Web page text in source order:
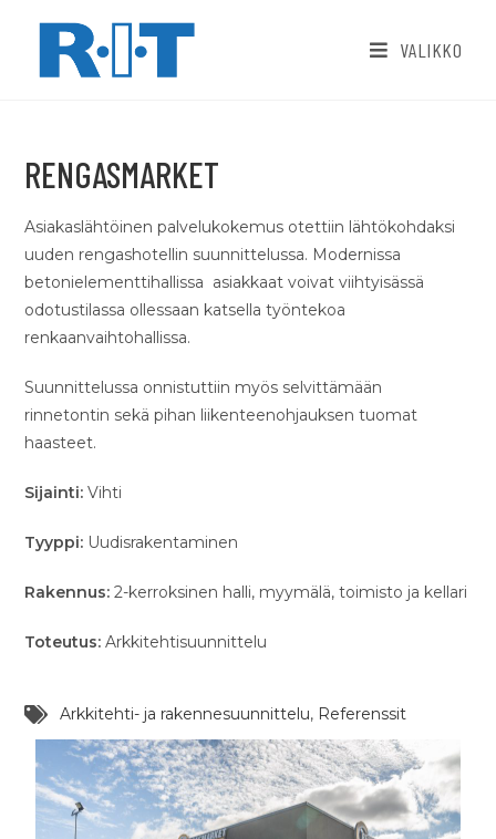
VALIKKO
RENGASMARKET
Asiakaslähtöinen palvelukokemus otettiin lähtökohdaksi
uuden rengashotellin suunnittelussa. Modernissa
betonielementtihallissa asiakkaat voivat viihtyisässä
odotustilassa ollessaan katsella työntekoa
renkaanvaihtohallissa.
Suunnittelussa onnistuttiin myös selvittämään
rinnetontin sekä pihan liikenteenohjauksen tuomat
haasteet.
Sijainti: Vihti
Tyyppi: Uudisrakentaminen
Rakennus: 2-kerroksinen halli, myymälä, toimisto ja kellari
Toteutus: Arkkitehtisuunnittelu
Arkkitehti- ja rakennesuunnittelu, Referenssit